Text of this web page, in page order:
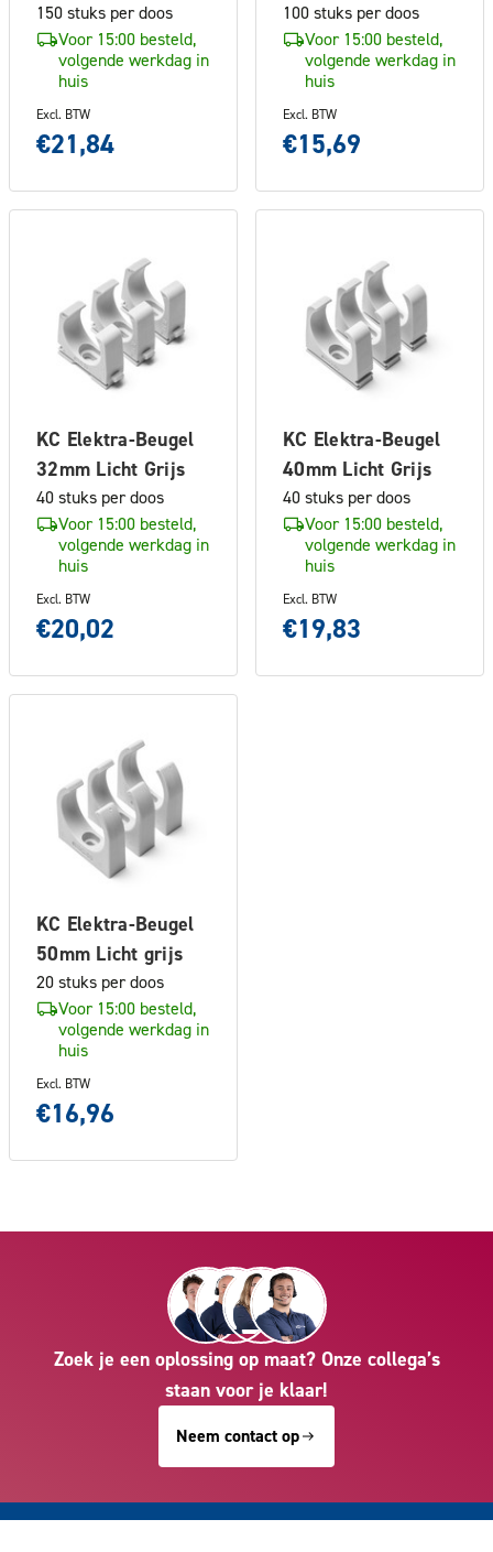
150 stuks per doos
Voor 15:00 besteld,
volgende werkdag in
huis
Excl. BTW
€21,84
100 stuks per doos
Voor 15:00 besteld,
volgende werkdag in
huis
Excl. BTW
€15,69
KC Elektra-Beugel
32mm Licht Grijs
40 stuks per doos
Voor 15:00 besteld,
volgende werkdag in
huis
Excl. BTW
€20,02
KC Elektra-Beugel
40mm Licht Grijs
40 stuks per doos
Voor 15:00 besteld,
volgende werkdag in
huis
Excl. BTW
€19,83
KC Elektra-Beugel
50mm Licht grijs
20 stuks per doos
Voor 15:00 besteld,
volgende werkdag in
huis
Excl. BTW
€16,96
Zoek je een oplossing op maat? Onze collega’s
staan voor je klaar!
Neem contact op